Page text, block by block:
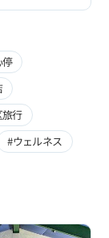
停
行
#ウェルネス